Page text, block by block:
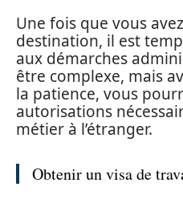
Une fois que vous
destination, il est
aux démarches
être complexe, mais
la patience, vous
autorisations
métier à l’étranger.
Obtenir un visa de